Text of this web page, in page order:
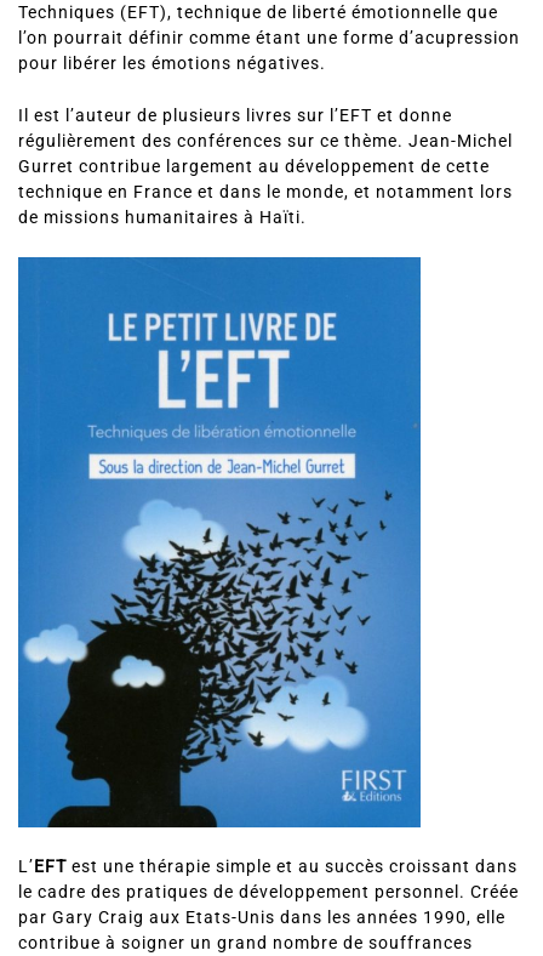
Techniques (EFT), technique de liberté émotionnelle que
l’on pourrait définir comme étant une forme d’acupression
pour libérer les émotions négatives.
Il est l’auteur de plusieurs livres sur l’EFT et donne
régulièrement des conférences sur ce thème. Jean-Michel
Gurret contribue largement au développement de cette
technique en France et dans le monde, et notamment lors
de missions humanitaires à Haïti.
L’EFT est une thérapie simple et au succès croissant dans
le cadre des pratiques de développement personnel. Créée
par Gary Craig aux Etats-Unis dans les années 1990, elle
contribue à soigner un grand nombre de souffrances